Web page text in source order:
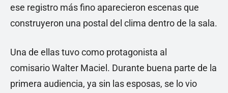
ese registro más fino aparecieron escenas que
construyeron una postal del clima dentro de la sala.
Una de ellas tuvo como protagonista al
comisario Walter Maciel. Durante buena parte de la
primera audiencia, ya sin las esposas, se lo vio